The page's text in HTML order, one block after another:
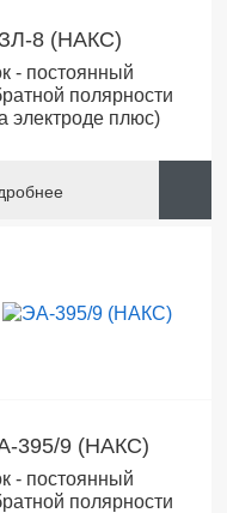
8 (НАКС)
- постоянный
полярности
электроде плюс)
395/9 (НАКС)
- постоянный
полярности